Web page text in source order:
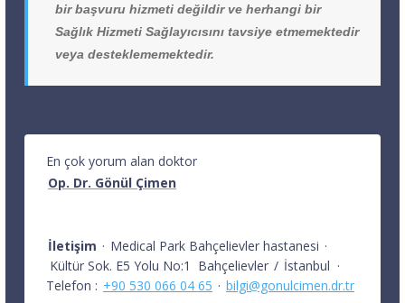
bir başvuru hizmeti değildir ve herhangi bir
Sağlık Hizmeti Sağlayıcısını tavsiye etmemektedir
veya desteklememektedir.
En çok yorum alan doktor
Op. Dr. Gönül Çimen
İletişim · Medical Park Bahçelievler hastanesi ·
Kültür Sok. E5 Yolu No:1
Bahçelievler / İstanbul ·
Telefon : +90 530 066 04 65 · bilgi@gonulcimen.dr.tr